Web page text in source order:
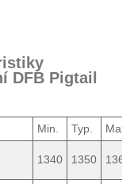
DFB Pigtail
Min. Typ.
Max.
1340 1350 1360